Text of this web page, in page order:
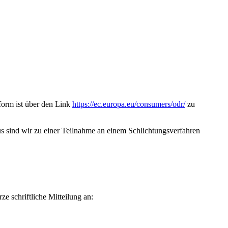
ist über den Link https://ec.europa.eu/consumers/odr/zu
sind wir zu einer Teilnahme an einem Schlichtungsverfahren
schriftliche Mitteilung an: